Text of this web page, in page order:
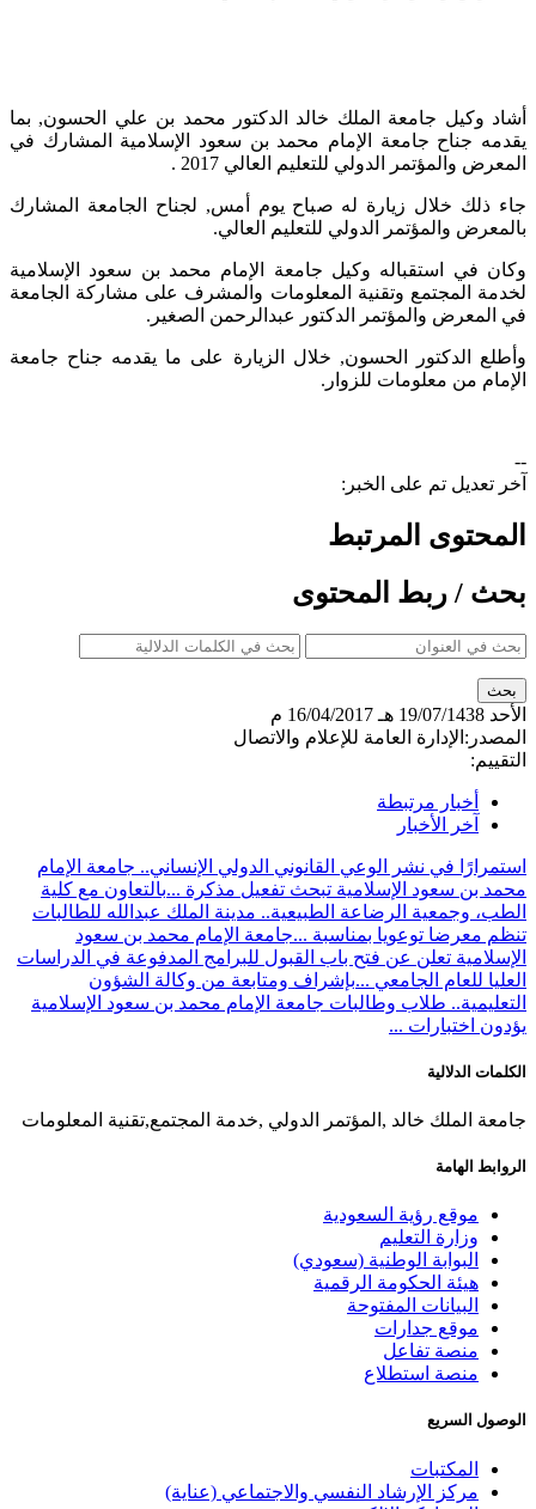
أشاد وكيل جامعة الملك خالد الدكتور محمد بن علي الحسون, بما
يقدمه جناح جامعة الإمام محمد بن سعود الإسلامية المشارك في
المعرض والمؤتمر الدولي للتعليم العالي 2017 .
جاء ذلك خلال زيارة له صباح يوم أمس, لجناح الجامعة المشارك
بالمعرض والمؤتمر الدولي للتعليم العالي.
وكان في استقباله وكيل جامعة الإمام محمد بن سعود الإسلامية
لخدمة المجتمع وتقنية المعلومات والمشرف على مشاركة الجامعة
في المعرض والمؤتمر الدكتور عبدالرحمن الصغير.
وأطلع الدكتور الحسون, خلال الزيارة على ما يقدمه جناح جامعة
الإمام من معلومات للزوار.
--
آخر تعديل تم على الخبر:
المحتوى المرتبط
بحث / ربط المحتوى
الأحد 19/07/1438 هـ
16/04/2017 م
المصدر: الإدارة العامة للإعلام والاتصال
التقييم:
أخبار مرتبطة
آخر الأخبار
استمرارًا في نشر الوعي القانوني الدولي الإنساني.. جامعة الإمام
محمد بن سعود الإسلامية تبحث تفعيل مذكرة ...بالتعاون مع كلية
الطب، وجمعية الرضاعة الطبيعية.. مدينة الملك عبدالله للطالبات
تنظم معرضا توعويا بمناسبة ...جامعة الإمام محمد بن سعود
الإسلامية تعلن عن فتح باب القبول للبرامج المدفوعة في الدراسات
العليا للعام الجامعي ...بإشراف ومتابعة من وكالة الشؤون
التعليمية.. طلاب وطالبات جامعة الإمام محمد بن سعود الإسلامية
يؤدون اختبارات ...
الكلمات الدلالية
جامعة الملك خالد ,المؤتمر الدولي ,خدمة المجتمع,تقنية المعلومات
الروابط الهامة
موقع رؤية السعودية
وزارة التعليم
البوابة الوطنية (سعودي)
هيئة الحكومة الرقمية
البيانات المفتوحة
موقع جدارات
منصة تفاعل
منصة استطلاع
الوصول السريع
المكتبات
مركز الإرشاد النفسي والاجتماعي (عناية)